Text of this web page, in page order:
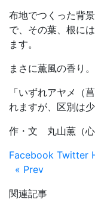
布地でつくった背
で、その葉、根に
ます。
まさに薫風の香り
「いずれアヤメ（
れますが、区別は
作・文 丸山薫（
Facebook Twitter
« Prev
関連記事